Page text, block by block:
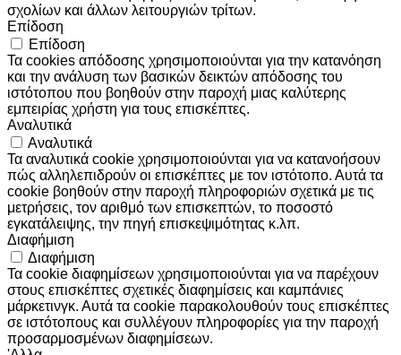
σχολίων και άλλων λειτουργιών τρίτων.
Επίδοση
Επίδοση
Τα cookies απόδοσης χρησιμοποιούνται για την κατανόηση
και την ανάλυση των βασικών δεικτών απόδοσης του
ιστότοπου που βοηθούν στην παροχή μιας καλύτερης
εμπειρίας χρήστη για τους επισκέπτες.
Αναλυτικά
Αναλυτικά
Τα αναλυτικά cookie χρησιμοποιούνται για να κατανοήσουν
πώς αλληλεπιδρούν οι επισκέπτες με τον ιστότοπο. Αυτά τα
cookie βοηθούν στην παροχή πληροφοριών σχετικά με τις
μετρήσεις, τον αριθμό των επισκεπτών, το ποσοστό
εγκατάλειψης, την πηγή επισκεψιμότητας κ.λπ.
Διαφήμιση
Διαφήμιση
Τα cookie διαφημίσεων χρησιμοποιούνται για να παρέχουν
στους επισκέπτες σχετικές διαφημίσεις και καμπάνιες
μάρκετινγκ. Αυτά τα cookie παρακολουθούν τους επισκέπτες
σε ιστότοπους και συλλέγουν πληροφορίες για την παροχή
προσαρμοσμένων διαφημίσεων.